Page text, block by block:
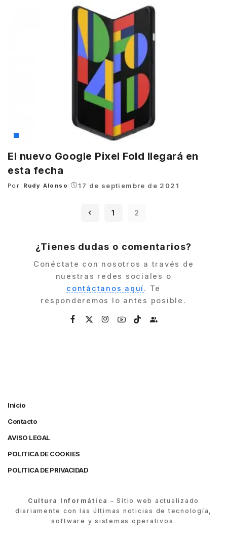
El nuevo Google Pixel Fold llegará en
esta fecha
Posted
Por: Rudy Alonso 17 de septiembre de 2021
1 2
¿Tienes dudas o comentarios?
Conéctate con nosotros a través de
nuestras redes sociales o
contáctanos aquí. Te
responderemos lo antes posible.
Inicio
Contacto
AVISO LEGAL
POLITICA DE COOKIES
POLITICA DE PRIVACIDAD
Cultura Informática – Sitio web actualizado
diariamente con las últimas noticias de tecnología,
software y sistemas operativos.